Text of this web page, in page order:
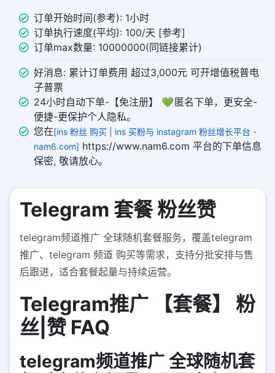
订单开始时间(参考): 1小时
订单执行速度(平均): 100/天 [参考]
订单max数量: 10000000(同链接累计)
好消息: 累计订单费用 超过3,000元 可开增值税普电
子普票
24小时自动下单-【免注册】 💚 匿名下单，更安全-
便捷-更保护个人隐私。
您在[ins 粉丝 购买 | ins 买粉与 instagram 粉丝增长平台 -
nam6.com] https://www.nam6.com 平台的下单信息
保密, 敬请放心。
Telegram 套餐 粉丝赞
telegram频道推广 全球随机套餐服务，覆盖telegram
推广、telegram 频道 购买等需求，支持分批安排与售
后跟进，适合套餐起量与持续运营。
Telegram推广 【套餐】 粉
丝|赞 FAQ
telegram频道推广 全球随机套